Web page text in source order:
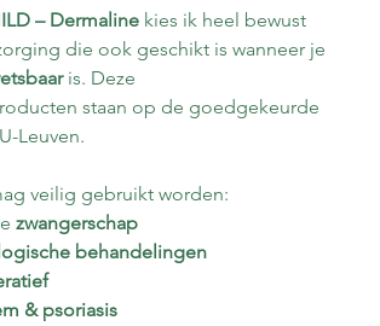
– Dermaline kies ik heel bewust
die ook geschikt is wanneer je
is. Deze
staan op de goedgekeurde
Leuven.
veilig gebruikt worden:
zwangerschap
behandelingen
& psoriasis